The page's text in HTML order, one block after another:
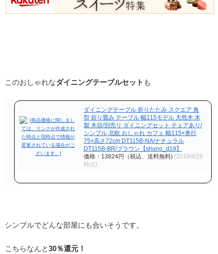
このおしゃれなダイニングテーブルセット も
ダイニングテーブル 折りたたみ スクエア 角
型 折り畳み テーブル 幅115モデル 天然木 木
製 木目/別売り ダイニングセット チェアあり/
シンプル 北欧 おしゃれ カフェ 幅115×奥行
75×高さ72cm DT115B-NA/ナチュラル
DT115B-BR/ブラウン【shuno_d19】
価格：13824円（税込、送料無料) (2019/4/26
時点)
シンプルでどんな部屋にも合いそうです。
こちらなんと30％還元！